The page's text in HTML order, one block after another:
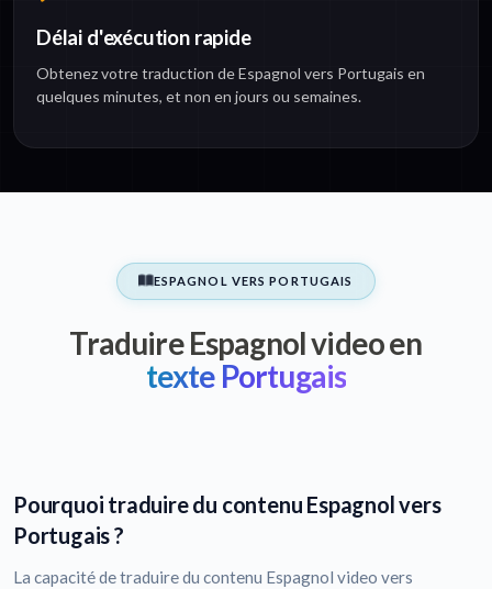
Délai d'exécution rapide
Obtenez votre traduction de Espagnol vers Portugais en
quelques minutes, et non en jours ou semaines.
ESPAGNOL VERS PORTUGAIS
Traduire Espagnol video en
texte Portugais
Pourquoi traduire du contenu Espagnol vers
Portugais ?
La capacité de traduire du contenu Espagnol video vers